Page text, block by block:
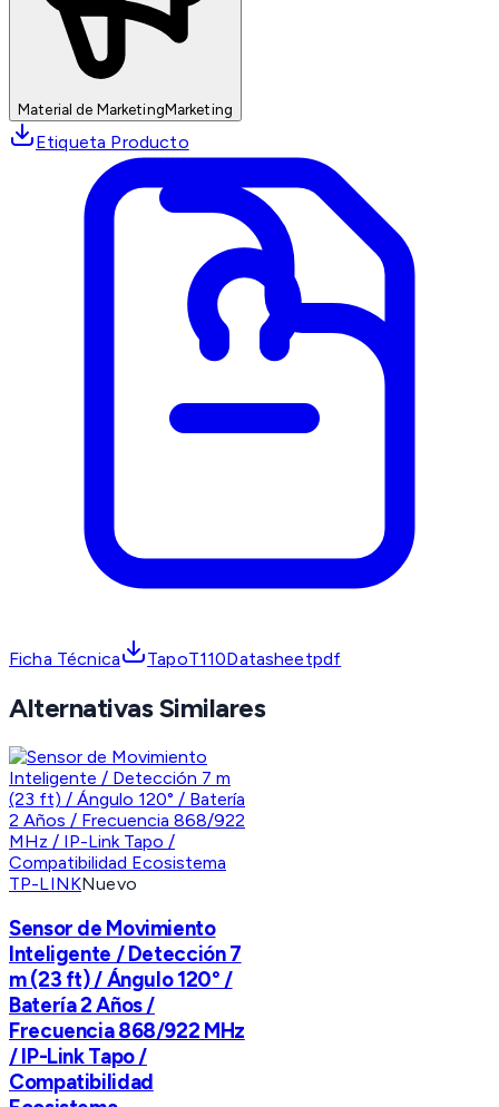
Material de MarketingMarketing
Etiqueta Producto
Ficha Técnica TapoT110Datasheetpdf
Alternativas Similares
TP-LINKNuevo
Sensor de Movimiento
Inteligente / Detección 7
m (23 ft) / Ángulo 120° /
Batería 2 Años /
Frecuencia 868/922 MHz
/ IP-Link Tapo /
Compatibilidad